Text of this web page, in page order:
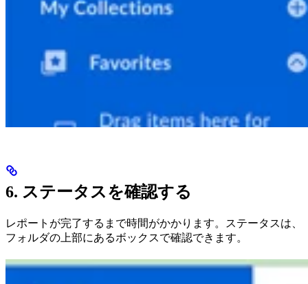
6. ステータスを確認する
レポートが完了するまで時間がかかります。ステータスは、
フォルダの上部にあるボックスで確認できます。